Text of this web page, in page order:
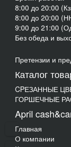
8:00 до 20:00
8:00 до 20:00
9:00 до 21:00
Без обеда и
Претензии и
Каталог
CPЕЗАННЫЕ
ГОРШЕЧНЫЕ
April
Главная
О компании